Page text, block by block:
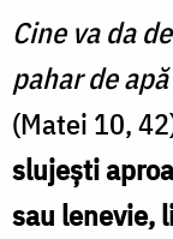
Cine va da
pahar de
(Matei 10,
slujești
sau lenevie,